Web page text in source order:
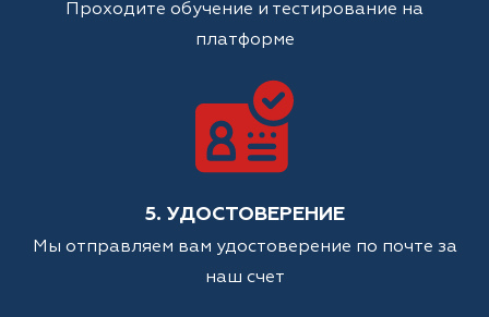
Проходите обучение и тестирование на
платформе
5. УДОСТОВЕРЕНИЕ
Мы отправляем вам удостоверение по почте за
наш счет